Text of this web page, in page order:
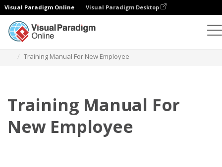
Visual Paradigm Online Visual Paradigm Desktop
Training Manual For New Employee
Training Manual For
New Employee